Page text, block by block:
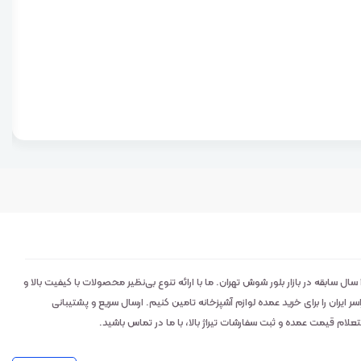
لوکس کالا: تامین‌کننده اصلی و عمده‌فروش ابزار و خرده‌ریز آشپزخانه با ۲۹ سال سابقه در بازار بلور شوش تهران. ما با ارائه تنوع بی‌نظیر محصولات با کیفیت بالا و
را برای خرید عمده لوازم آشپزخانه تامین کنیم. ارسال سریع و پشتیبانی
قیمت عمده و ثبت سفارشات تیراژ بالا، با ما در تماس باشید.